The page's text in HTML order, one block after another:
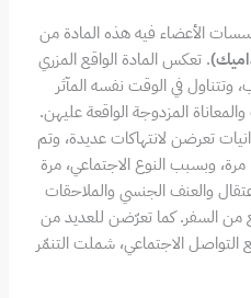
الأعضاء فيه هذه المادة من
. تعكس المادة الواقع المزري
في الوقت نفسه المآثر
المزدوجة الواقعة عليهن.
تعرضن لانتهاكات عديدة، وتم
وبسبب النوع الاجتماعي، مرة
والعنف الجنسي والملاحقات
من السفر. كما تعرّضن للعديد من
التواصل الاجتماعي، شملت التنمّر